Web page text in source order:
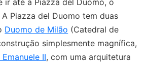
ir até a Piazza del Duomo, o
Piazza del Duomo tem duas
Duomo de Milão (Catedral de
simplesmente magnífica,
II, com uma arquitetura